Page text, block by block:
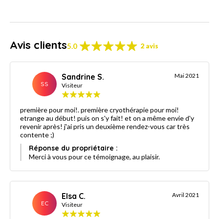
Avis clients5.0 2 avis
SS
Sandrine S.
Visiteur
Mai 2021
première pour moi!. première cryothérapie pour moi!
etrange au début! puis on s'y fait! et on a même envie d'y
revenir après! j'ai pris un deuxième rendez-vous car très
contente ;)
Réponse du propriétaire :
Merci à vous pour ce témoignage, au plaisir.
EC
Elsa C.
Visiteur
Avril 2021